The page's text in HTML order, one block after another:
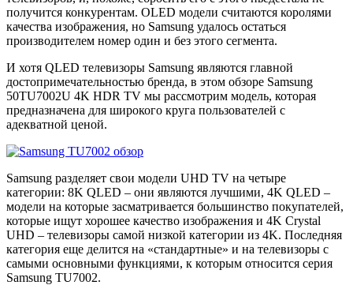
получится конкурентам. OLED модели считаются королями
качества изображения, но Samsung удалось остаться
производителем номер один и без этого сегмента.
И хотя QLED телевизоры Samsung являются главной
достопримечательностью бренда, в этом обзоре Samsung
50TU7002U 4K HDR TV мы рассмотрим модель, которая
предназначена для широкого круга пользователей с
адекватной ценой.
Samsung разделяет свои модели UHD TV на четыре
категории: 8K QLED – они являются лучшими, 4K QLED –
модели на которые засматривается большинство покупателей,
которые ищут хорошее качество изображения и 4K Crystal
UHD – телевизоры самой низкой категории из 4K. Последняя
категория еще делится на «стандартные» и на телевизоры с
самыми основными функциями, к которым относится серия
Samsung TU7002.